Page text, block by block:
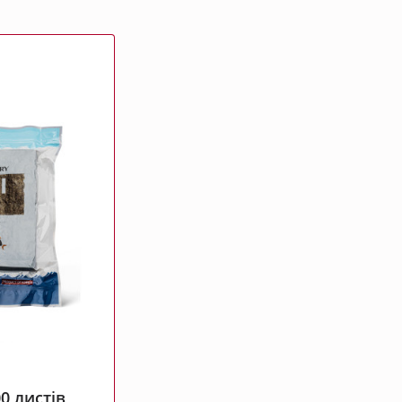
листів